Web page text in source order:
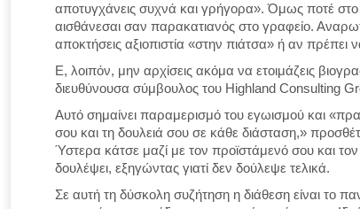
αποτυγχάνεις συχνά και γρήγορα». Όμως ποτέ
αισθάνεσαι σαν παρακατιανός στο γραφείο.
αποκτήσεις αξιοπιστία «στην πιάτσα» ή αν πρέπει
Ε, λοιπόν, μην αρχίσεις ακόμα να ετοιμάζεις
διευθύνουσα σύμβουλος του Highland Consulting
Αυτό σημαίνει παραμερισμό του εγωισμού και
σου και τη δουλειά σου σε κάθε διάσταση,»
Ύστερα κάτσε μαζί με τον προϊστάμενό σου και
δουλέψει, εξηγώντας γιατί δεν δούλεψε τελικά.
Σε αυτή τη δύσκολη συζήτηση η διάθεση είναι το